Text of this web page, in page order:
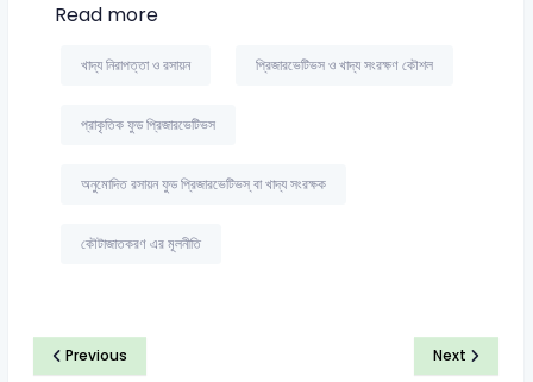
Read more
খাদ্য নিরাপত্তা ও রসায়ন প্রিজারভেটিভস ও খাদ্য সংরক্ষণ কৌশল
প্রাকৃতিক ফুড প্রিজারভেটিভস
অনুমোদিত রসায়ন ফুড প্রিজারভেটিভস্ বা খাদ্য সংরক্ষক
কৌটাজাতকরণ এর মূলনীতি
Previous Next